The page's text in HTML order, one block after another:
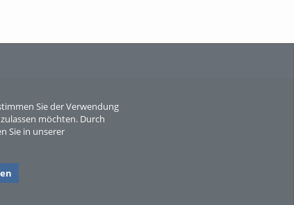
Sie der Verwendung
möchten. Durch
Sie in unserer